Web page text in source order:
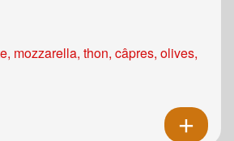
mozzarella, thon, câpres, olives,